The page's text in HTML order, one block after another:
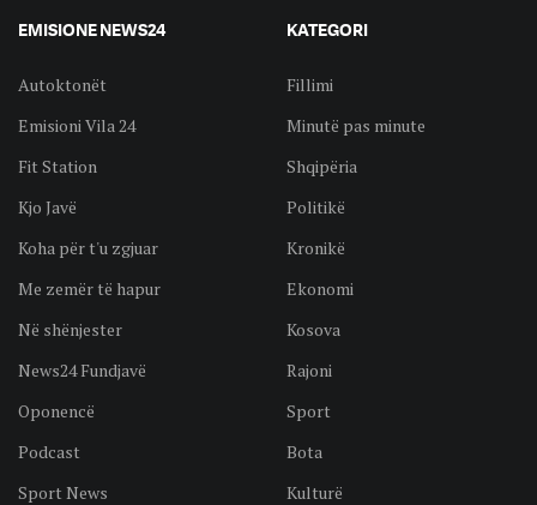
EMISIONE NEWS24
Autoktonët
Emisioni Vila 24
Fit Station
Kjo Javë
Koha për t'u zgjuar
Me zemër të hapur
Në shënjester
News24 Fundjavë
Oponencë
Podcast
Sport News
KATEGORI
Fillimi
Minutë pas minute
Shqipëria
Politikë
Kronikë
Ekonomi
Kosova
Rajoni
Sport
Bota
Kulturë